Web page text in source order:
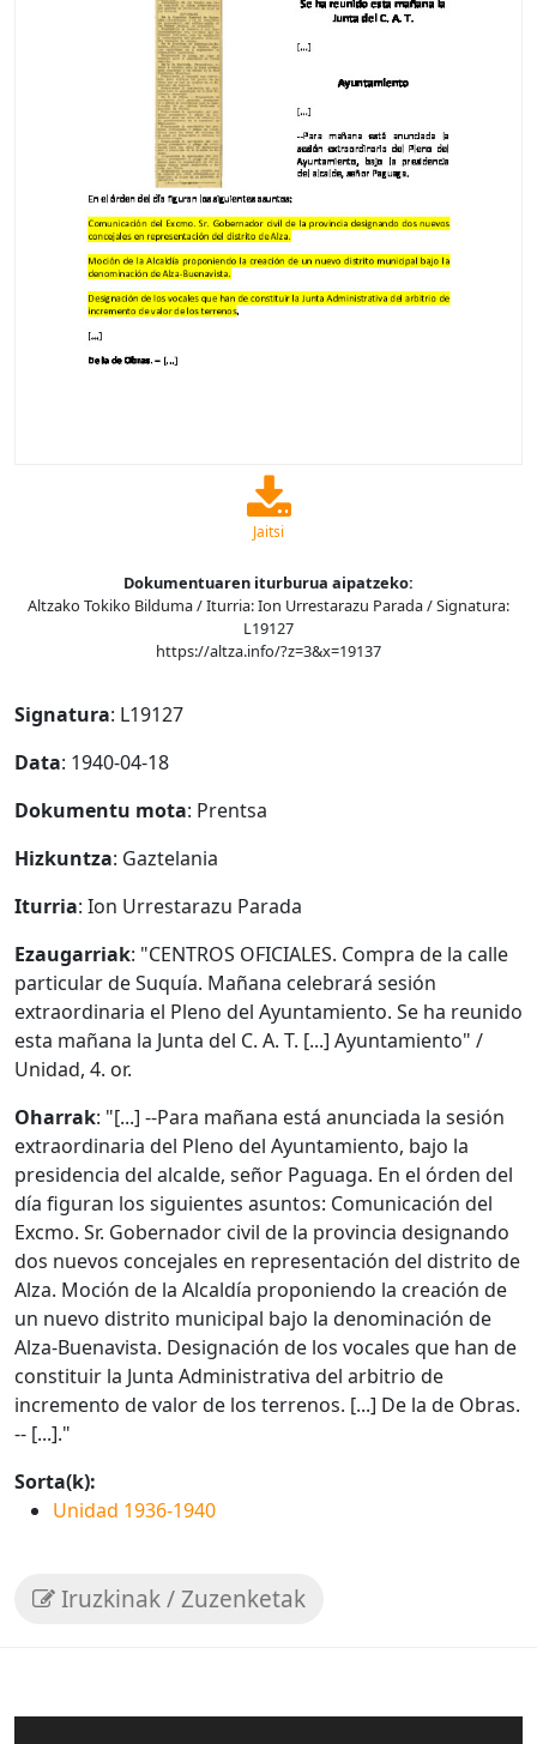
Jaitsi
Dokumentuaren iturburua aipatzeko:
Altzako Tokiko Bilduma / Iturria: Ion Urrestarazu Parada / Signatura:
L19127
https://altza.info/?z=3&x=19137
Signatura: L19127
Data: 1940-04-18
Dokumentu mota: Prentsa
Hizkuntza: Gaztelania
Iturria: Ion Urrestarazu Parada
Ezaugarriak: "CENTROS OFICIALES. Compra de la calle
particular de Suquía. Mañana celebrará sesión
extraordinaria el Pleno del Ayuntamiento. Se ha reunido
esta mañana la Junta del C. A. T. [...] Ayuntamiento" /
Unidad, 4. or.
Oharrak: "[...] --Para mañana está anunciada la sesión
extraordinaria del Pleno del Ayuntamiento, bajo la
presidencia del alcalde, señor Paguaga. En el órden del
día figuran los siguientes asuntos: Comunicación del
Excmo. Sr. Gobernador civil de la provincia designando
dos nuevos concejales en representación del distrito de
Alza. Moción de la Alcaldía proponiendo la creación de
un nuevo distrito municipal bajo la denominación de
Alza-Buenavista. Designación de los vocales que han de
constituir la Junta Administrativa del arbitrio de
incremento de valor de los terrenos. [...] De la de Obras.
-- [...]."
Sorta(k):
Unidad 1936-1940
Iruzkinak / Zuzenketak